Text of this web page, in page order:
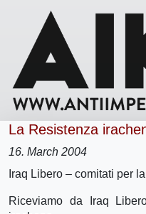
La Resistenza
16. March 2004
Iraq Libero – comitati per
Riceviamo da Iraq